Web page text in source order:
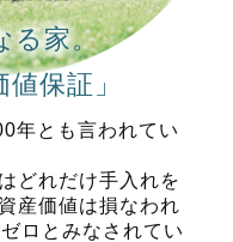
る家。
保証」
年とも言われてい
どれだけ手入れを
産価値は損なわれ
ロとみなされてい